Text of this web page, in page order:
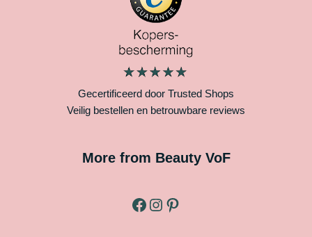
Gecertificeerd door Trusted Shops
Veilig bestellen en betrouwbare reviews
More from Beauty VoF